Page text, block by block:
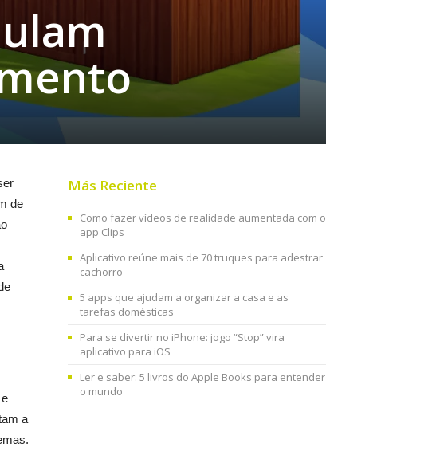
de
a
Más Reciente
Como fazer vídeos de realidade aumentada com o
app Clips
Aplicativo reúne mais de 70 truques para adestrar
cachorro
5 apps que ajudam a organizar a casa e as
tarefas domésticas
Para se divertir no iPhone: jogo “Stop” vira
aplicativo para iOS
Ler e saber: 5 livros do Apple Books para entender
o mundo